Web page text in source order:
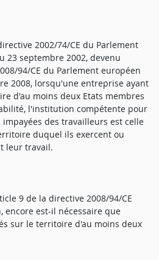
2002/74/CE du Parlement
23 septembre 2002, devenu
94/CE du Parlement européen
2008, lorsqu'une entreprise ayant
d'au moins deux Etats membres
l'institution compétente pour
des travailleurs est celle
duquel ils exercent ou
leur travail.
9 de la directive 2008/94/CE
encore est-il nécessaire que
sur le territoire d'au moins deux